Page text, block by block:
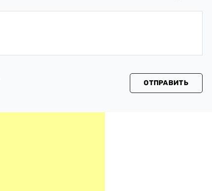
ОТПРАВИТЬ